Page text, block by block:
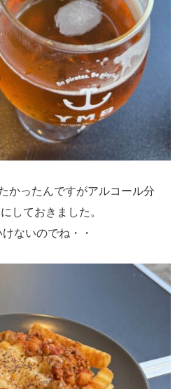
かったんですがアルコール分
しておきました。
ないのでね・・